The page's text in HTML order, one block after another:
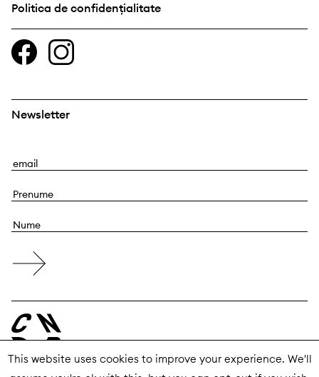
Politica de confidențialitate
Newsletter
E
a
l
P
e
u
e
N
m
This website uses cookies to improve your experience. We'll